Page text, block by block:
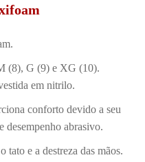
(8), G (9) e XG (10).
em nitrilo.
conforto devido a seu
desempenho abrasivo.
tato e a destreza das mãos.